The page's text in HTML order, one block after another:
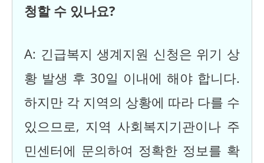
청할 수 있나요?
A: 긴급복지 생계지원 신청은 위기 상
황 발생 후 30일 이내에 해야 합니다.
하지만 각 지역의 상황에 따라 다를 수
있으므로, 지역 사회복지기관이나 주
민센터에 문의하여 정확한 정보를 확